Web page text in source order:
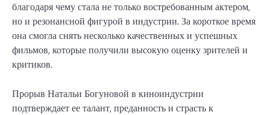
благодаря чему стала не только востребованным актером,
но и резонансной фигурой в индустрии. За короткое время
она смогла снять несколько качественных и успешных
фильмов, которые получили высокую оценку зрителей и
критиков.
Прорыв Натальи Богуновой в киноиндустрии
подтверждает ее талант, преданность и страсть к